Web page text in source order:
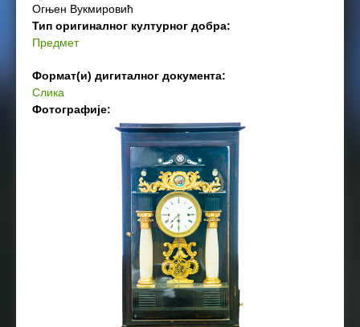
Огњен Вукмировић
Тип оригиналног културног добра:
Предмет
Формат(и) дигиталног документа:
Слика
Фотографије: